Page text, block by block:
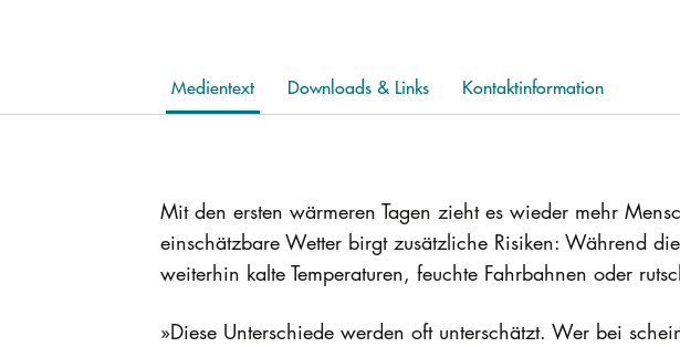
Medientext Downloads & Links Kontaktinformation
Mit den ersten wärmeren Tagen zieht es wieder mehr
einschätzbare Wetter birgt zusätzliche Risiken: Während
weiterhin kalte Temperaturen, feuchte Fahrbahnen oder
»Diese Unterschiede werden oft unterschätzt. Wer bei